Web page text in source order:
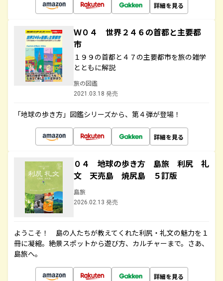
詳細を見る
Ｗ０４ 世界２４６の首都と主要都
市
１９９の首都と４７の主要都市を旅の雑学
とともに解説
旅の図鑑
2021.03.18 発売
「地球の歩き方」図鑑シリーズから、第４弾が登場！
詳細を見る
０４ 地球の歩き方 島旅 利尻 礼
文 天売島 焼尻島 ５訂版
島旅
2026.02.13 発売
ようこそ！ 島の人たちが教えてくれた利尻・礼文の魅力を１
冊に凝縮。絶景スポットから遊び方、カルチャーまで。さあ、
島旅へ。
詳細を見る